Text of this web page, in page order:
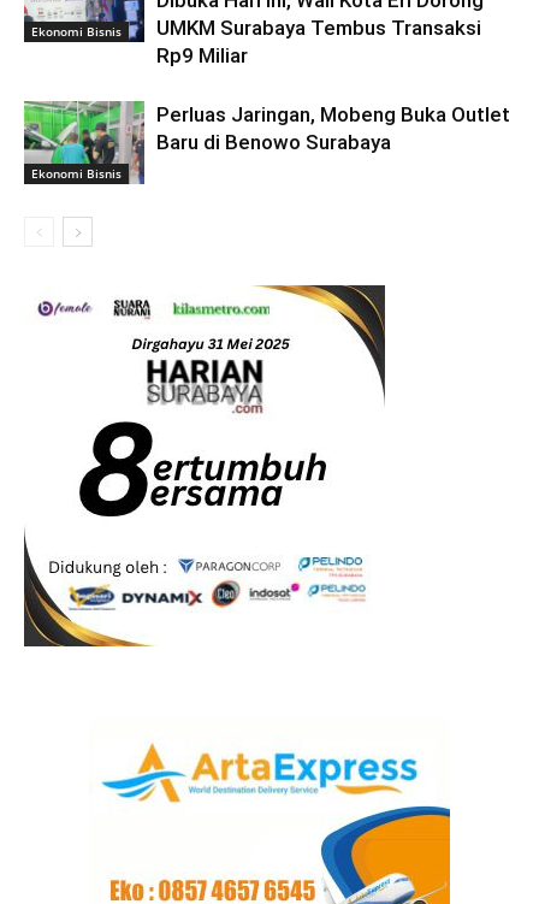
Ekonomi Bisnis
UMKM Surabaya Tembus Transaksi
Rp9 Miliar
Ekonomi Bisnis
Perluas Jaringan, Mobeng Buka Outlet
Baru di Benowo Surabaya